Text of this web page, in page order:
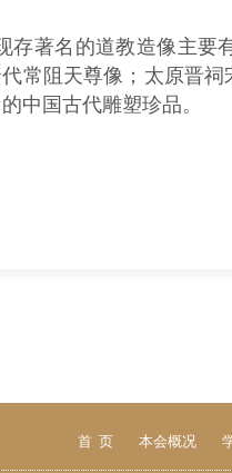
存著名的道教造像主要
常阻天尊像；太原晋
中国古代雕塑珍品。
首 页 本会概况